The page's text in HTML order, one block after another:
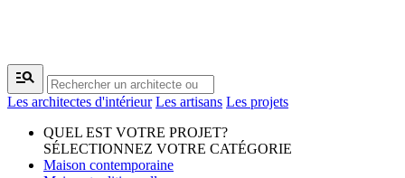
manage_search
Les architectes d'intérieur Les artisans Les projets
QUEL EST VOTRE PROJET?
SÉLECTIONNEZ VOTRE CATÉGORIE
Maison contemporaine